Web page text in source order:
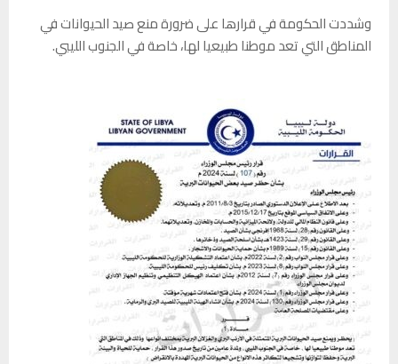
وشددت الحكومة في قرارها على ضرورة منع صيد الحيوانات في
المناطق التي تعد موطنا طبيعيا لها، خاصة في الجنوب الليبي.